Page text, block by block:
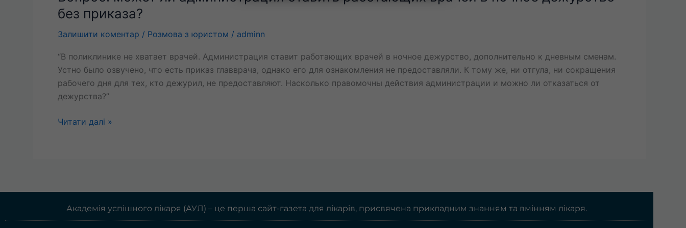
без приказа?
Залишити коментар / Розмова з юристом / adminn
“В поликлинике не хватает врачей. Администрация ставит работающих врачей в ночное дежурство, дополнительно к дневным сменам.
Устно было озвучено, что есть приказ главврача, однако его для ознакомления не предоставляли. К тому же, ни отгула, ни сокращения
рабочего дня для тех, кто дежурил, не предоставляют. Насколько правомочны действия администрации и можно ли отказаться от
дежурства?”
может
ли
администрация
работающих
врачей
в
ночное
без
Читати далі »
Академія успішного лікаря (АУЛ) – це перша сайт-газета для лікарів, присвячена прикладним знанням та вмінням лікаря.